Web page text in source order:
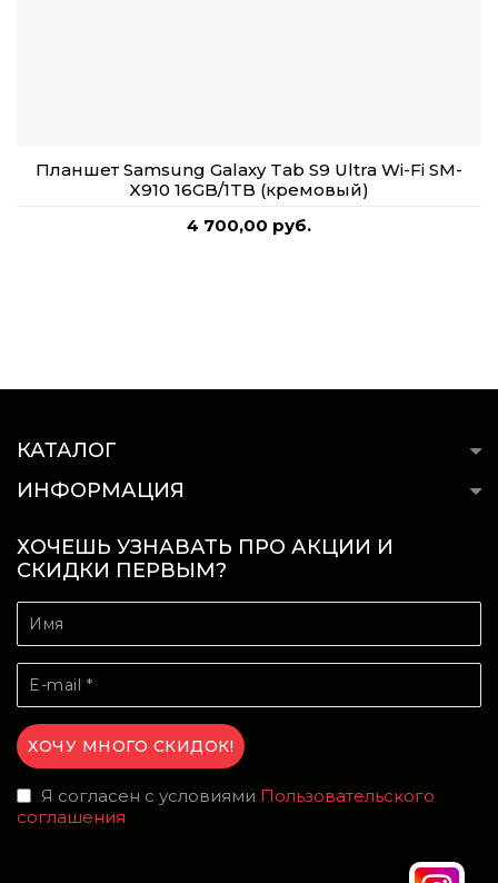
Планшет Samsung Galaxy Tab S9 Ultra Wi-Fi SM-
X910 16GB/1TB (кремовый)
4 700,00 руб.
КАТАЛОГ
ИНФОРМАЦИЯ
ХОЧЕШЬ УЗНАВАТЬ ПРО АКЦИИ И
СКИДКИ ПЕРВЫМ?
Я согласен с условиями Пользовательского
соглашения